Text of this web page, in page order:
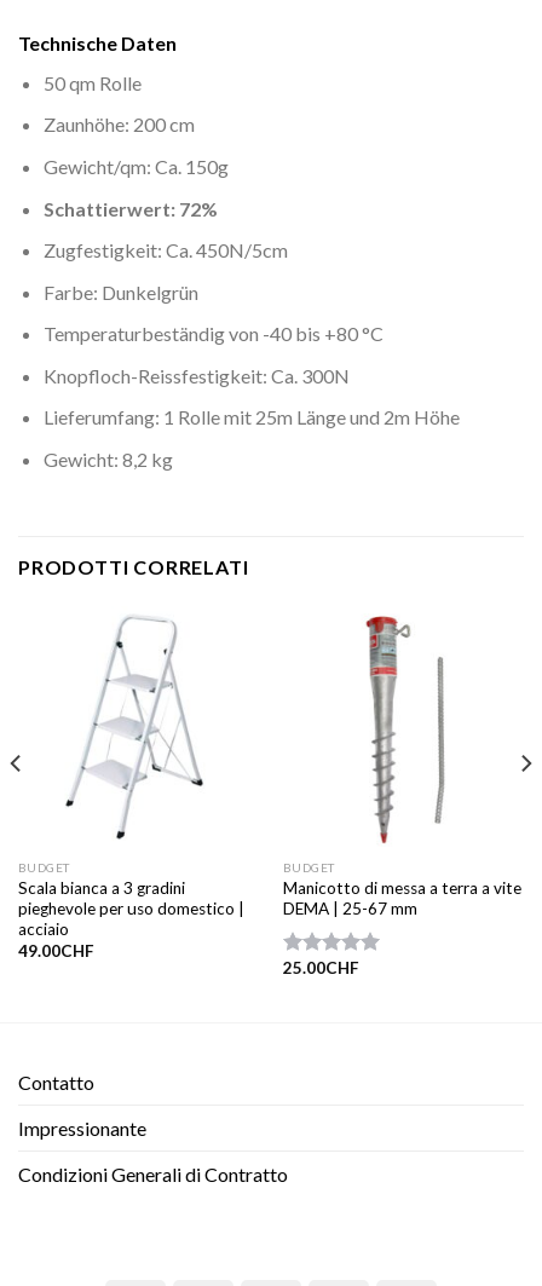
Technische Daten
50 qm Rolle
Zaunhöhe: 200 cm
Gewicht/qm: Ca. 150g
Schattierwert: 72%
Zugfestigkeit: Ca. 450N/5cm
Farbe: Dunkelgrün
Temperaturbeständig von -40 bis +80 °C
Knopfloch-Reissfestigkeit: Ca. 300N
Lieferumfang: 1 Rolle mit 25m Länge und 2m Höhe
Gewicht: 8,2 kg
PRODOTTI CORRELATI
BUDGET
Scala bianca a 3 gradini
pieghevole per uso domestico |
acciaio
49.00CHF
BUDGET
Manicotto di messa a terra a vite
DEMA | 25-67 mm
Valutato
25.00CHF
Contatto​
Impressionante
Condizioni Generali di Contratto